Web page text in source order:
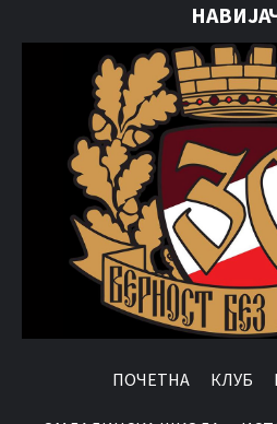
ПОЧЕТНА КЛУБ